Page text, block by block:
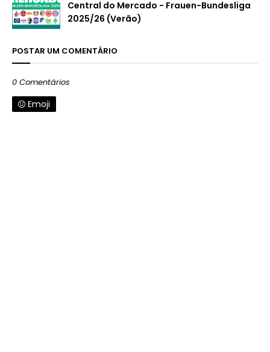
Central do Mercado - Frauen-Bundesliga
2025/26 (Verão)
POSTAR UM COMENTÁRIO
0 Comentários
Emoji